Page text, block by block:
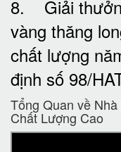
8. Giải
vàng thăng
chất lượng
định số 98/
Tổng Quan về
Chất Lượng Cao